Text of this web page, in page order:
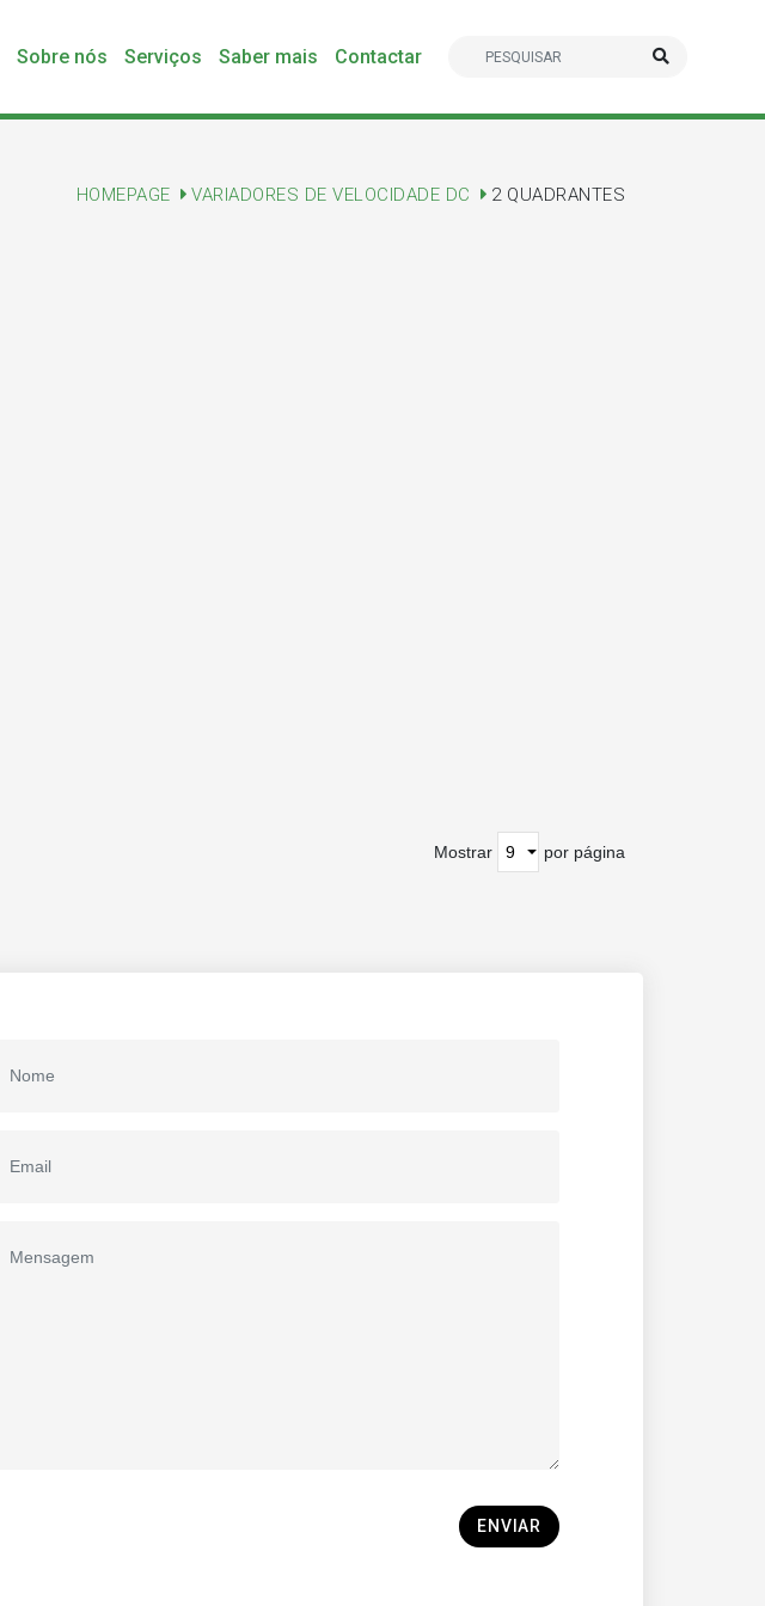
Sobre nós Serviços Saber mais Contactar
HOMEPAGE VARIADORES DE VELOCIDADE DC 2 QUADRANTES
Mostrar por página
ENVIAR